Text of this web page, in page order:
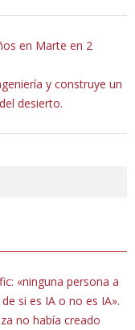
en Marte en 2
y construye un
desierto.
«ninguna persona a
si es IA o no es IA».
no había creado